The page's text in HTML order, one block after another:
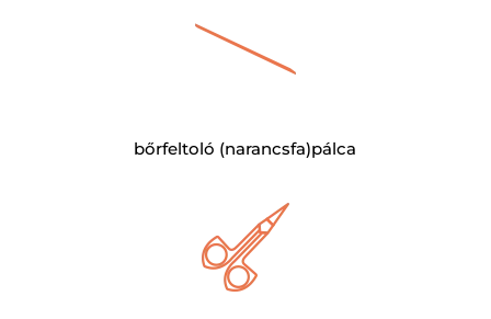
bőrfeltoló (narancsfa)pálca